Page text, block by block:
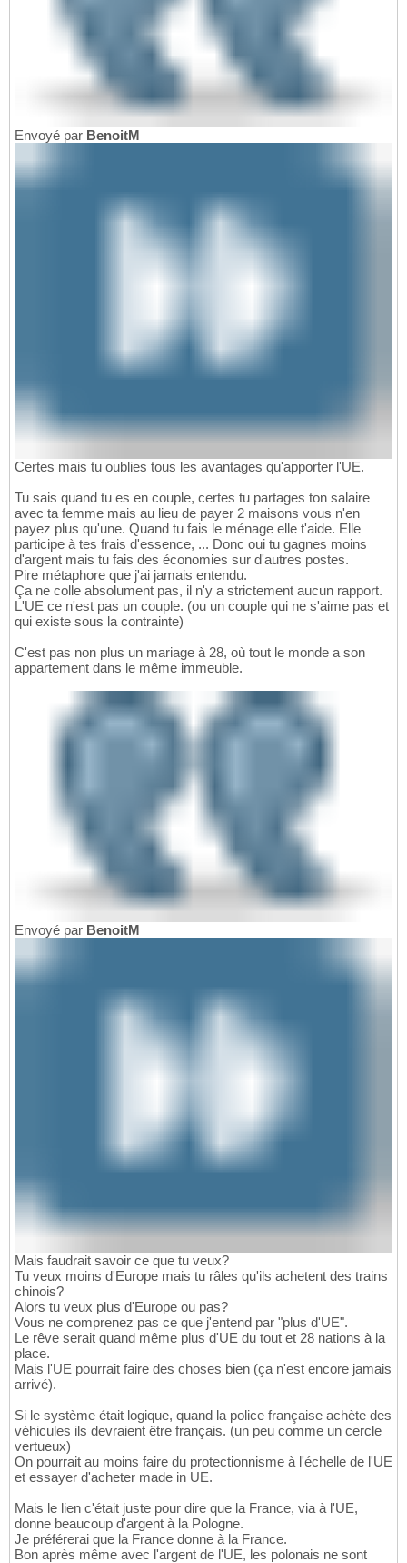
Envoyé par BenoitM
Certes mais tu oublies tous les avantages qu'apporter l'UE.
Tu sais quand tu es en couple, certes tu partages ton salaire
avec ta femme mais au lieu de payer 2 maisons vous n'en
payez plus qu'une. Quand tu fais le ménage elle t'aide. Elle
participe à tes frais d'essence, ... Donc oui tu gagnes moins
d'argent mais tu fais des économies sur d'autres postes.
Pire métaphore que j'ai jamais entendu.
Ça ne colle absolument pas, il n'y a strictement aucun rapport.
L'UE ce n'est pas un couple. (ou un couple qui ne s'aime pas et
qui existe sous la contrainte)
C'est pas non plus un mariage à 28, où tout le monde a son
appartement dans le même immeuble.
Envoyé par BenoitM
Mais faudrait savoir ce que tu veux?
Tu veux moins d'Europe mais tu râles qu'ils achetent des trains
chinois?
Alors tu veux plus d'Europe ou pas?
Vous ne comprenez pas ce que j'entend par "plus d'UE".
Le rêve serait quand même plus d'UE du tout et 28 nations à la
place.
Mais l'UE pourrait faire des choses bien (ça n'est encore jamais
arrivé).
Si le système était logique, quand la police française achète des
véhicules ils devraient être français. (un peu comme un cercle
vertueux)
On pourrait au moins faire du protectionnisme à l'échelle de l'UE
et essayer d'acheter made in UE.
Mais le lien c'était juste pour dire que la France, via à l'UE,
donne beaucoup d'argent à la Pologne.
Je préférerai que la France donne à la France.
Bon après même avec l'argent de l'UE, les polonais ne sont